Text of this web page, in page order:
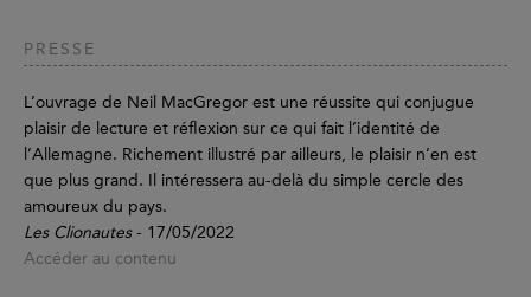
PRESSE
L’ouvrage de Neil MacGregor est une réussite qui conjugue
plaisir de lecture et réflexion sur ce qui fait l’identité de
l’Allemagne. Richement illustré par ailleurs, le plaisir n’en est
que plus grand. Il intéressera au-delà du simple cercle des
amoureux du pays.
Les Clionautes- 17/05/2022
Accéder au contenu